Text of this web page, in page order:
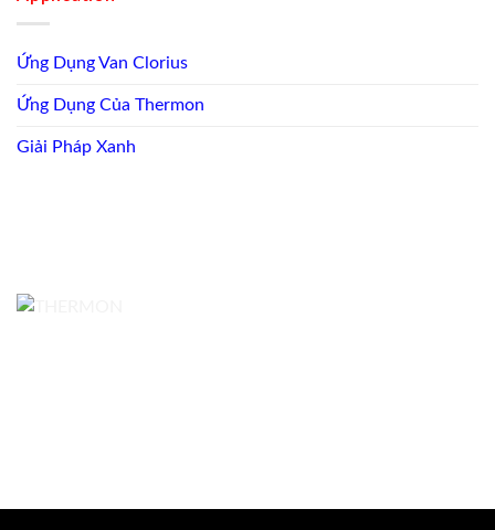
Ứng Dụng Van Clorius
Ứng Dụng Của Thermon
Giải Pháp Xanh